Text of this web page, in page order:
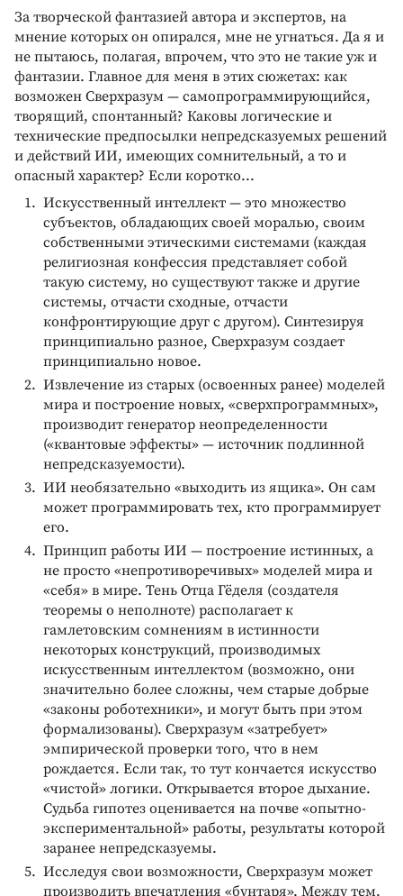
За творческой фантазией автора и экспертов, на
мнение которых он опирался, мне не угнаться. Да я и
не пытаюсь, полагая, впрочем, что это не такие уж и
фантазии. Главное для меня в этих сюжетах: как
возможен Сверхразум — самопрограммирующийся,
творящий, спонтанный? Каковы логические и
технические предпосылки непредсказуемых решений
и действий ИИ, имеющих сомнительный, а то и
опасный характер? Если коротко...
Искусственный интеллект — это множество
субъектов, обладающих своей моралью, своим
собственными этическими системами (каждая
религиозная конфессия представляет собой
такую систему, но существуют также и другие
системы, отчасти сходные, отчасти
конфронтирующие друг с другом). Синтезируя
принципиально разное, Сверхразум создает
принципиально новое.
Извлечение из старых (освоенных ранее) моделей
мира и построение новых, «сверхпрограммных»,
производит генератор неопределенности
(«квантовые эффекты» — источник подлинной
непредсказуемости).
ИИ необязательно «выходить из ящика». Он сам
может программировать тех, кто программирует
его.
Принцип работы ИИ — построение истинных, а
не просто «непротиворечивых» моделей мира и
«себя» в мире. Тень Отца Гёделя (создателя
теоремы о неполноте) располагает к
гамлетовским сомнениям в истинности
некоторых конструкций, производимых
искусственным интеллектом (возможно, они
значительно более сложны, чем старые добрые
«законы роботехники», и могут быть при этом
формализованы). Сверхразум «затребует»
эмпирической проверки того, что в нем
рождается. Если так, то тут кончается искусство
«чистой» логики. Открывается второе дыхание.
Судьба гипотез оценивается на почве «опытно-
экспериментальной» работы, результаты которой
заранее непредсказуемы.
Исследуя свои возможности, Сверхразум может
производить впечатления «бунтаря». Между тем,